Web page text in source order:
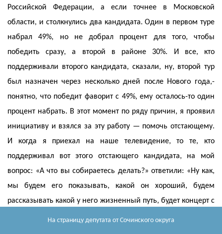
На страницу депутата от Сочинского округа
Российской Федерации, а если точнее в Московской
области, и столкнулись два кандидата. Один в первом туре
набрал 49%, но не добрал процент для того, чтобы
победить сразу, а второй в районе 30%. И все, кто
поддерживали второго кандидата, сказали, ну, второй тур
был назначен через несколько дней после Нового года,-
понятно, что победит фаворит с 49%, ему осталось-то один
процент набрать. В этот момент по ряду причин, я проявил
инициативу и взялся за эту работу — помочь отстающему.
И когда я приехал на наше телевидение, то те, кто
поддерживал вот этого отстающего кандидата, на мой
вопрос: «А что вы собираетесь делать?» ответили: «Ну как,
мы будем его показывать, какой он хороший, будем
рассказывать какой у него жизненный путь, будет концерт с
его участием». А оставалось всего несколько дней. Я